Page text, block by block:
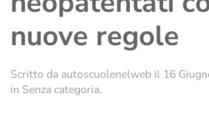
nuove regole
Scritto da autoscuolenelweb il 16
in Senza categoria.